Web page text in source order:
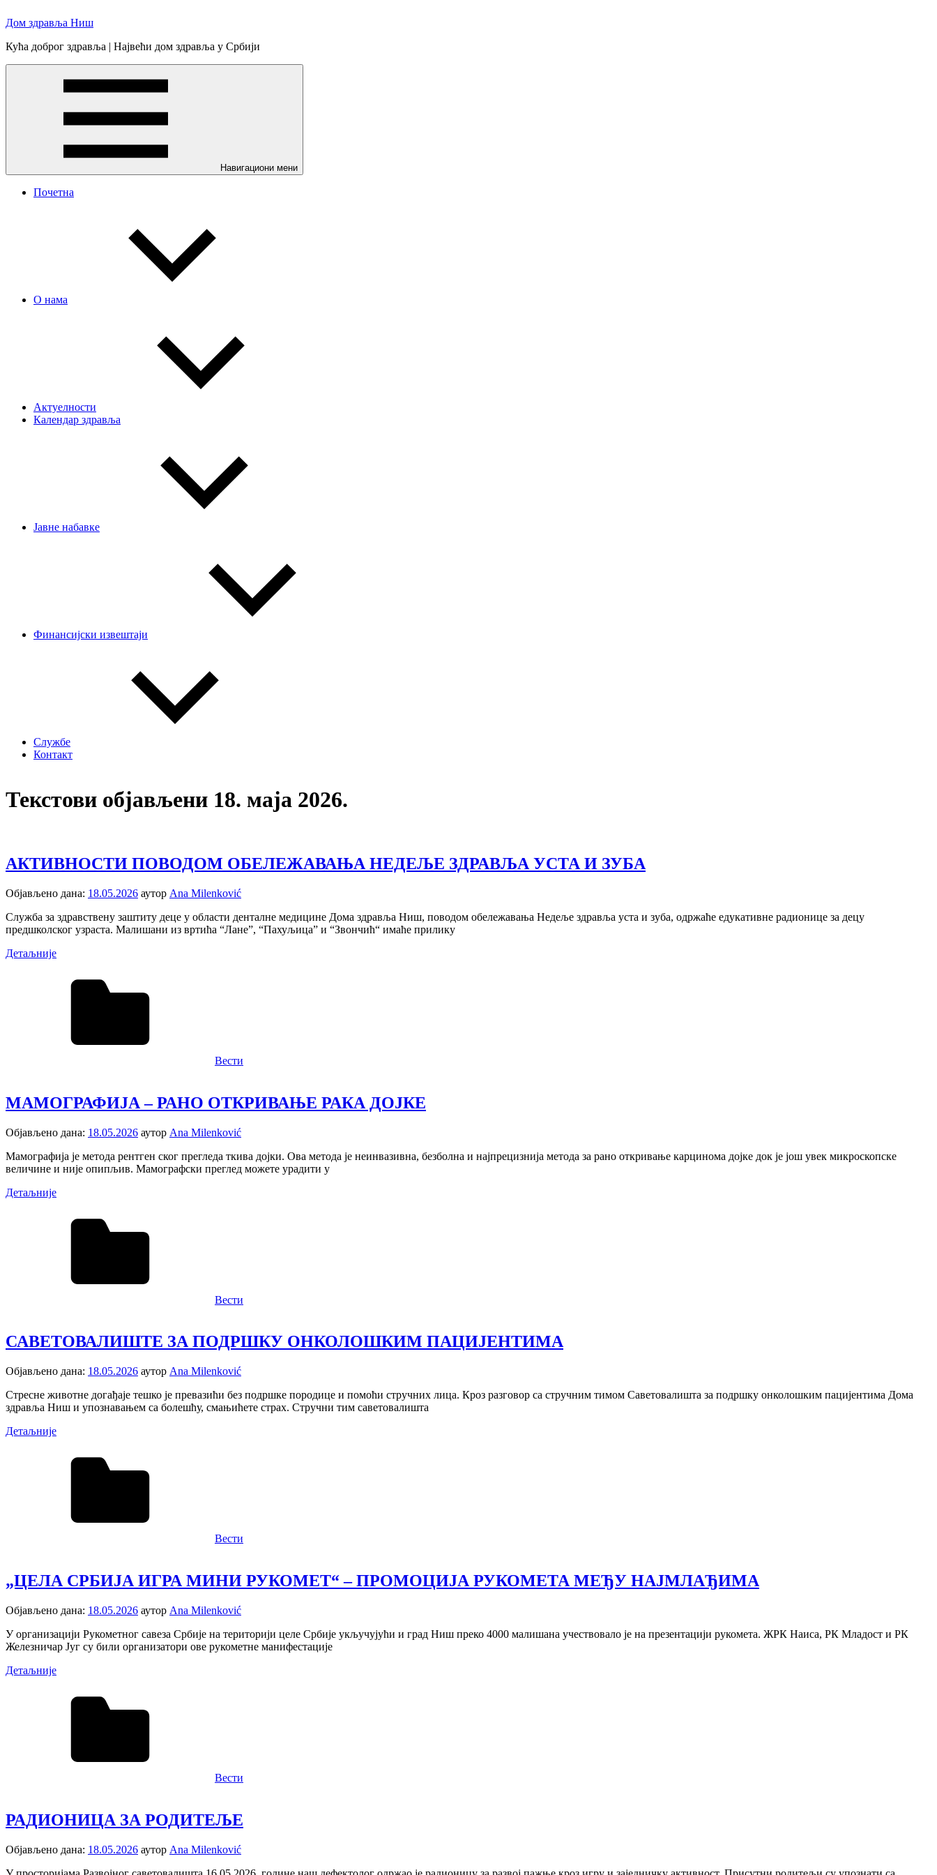
to
Дом здравља Ниш
Кућа доброг здравља | Највећи дом здравља у Србији
Навигациони мени
Почетна
О нама
Актуелности
Календар здравља
Јавне набавке
Финансијски извештаји
Службе
Контакт
Текстови објављени 18. маја 2026.
АКТИВНОСТИ ПОВОДОМ ОБЕЛЕЖАВАЊА НЕДЕЉЕ ЗДРАВЉА УСТА И ЗУБА
Објављено дана: 18.05.2026 аутор Ana Milenković
Служба за здравствену заштиту деце у области денталне медицине Дома здравља Ниш, поводом обележавања Недеље здравља уста и зуба, одржаће едукативне радионице за децу
предшколског узраста. Малишани из вртића “Лане”, “Пахуљица” и “Звончић“ имаће прилику
Детаљније
Вести
МАМОГРАФИЈА – РАНО ОТКРИВАЊЕ РАКА ДОЈКЕ
Објављено дана: 18.05.2026 аутор Ana Milenković
Мамографија је метода рентген ског прегледа ткива дојки. Ова метода је неинвазивна, безболна и најпрецизнија метода за рано откривање карцинома дојке док је још увек микроскопске
величине и није опипљив. Мамографски преглед можете урадити у
Детаљније
Вести
САВЕТОВАЛИШТЕ ЗА ПОДРШКУ ОНКОЛОШКИМ ПАЦИЈЕНТИМА
Објављено дана: 18.05.2026 аутор Ana Milenković
Стресне животне догађаје тешко је превазићи без подршке породице и помоћи стручних лица. Кроз разговор са стручним тимом Саветовалишта за подршку онколошким пацијентима Дома
здравља Ниш и упознавањем са болешћу, смањићете страх. Стручни тим саветовалишта
Детаљније
Вести
„ЦЕЛА СРБИЈА ИГРА МИНИ РУКОМЕТ“ – ПРОМОЦИЈА РУКОМЕТА МЕЂУ НАЈМЛАЂИМА
Објављено дана: 18.05.2026 аутор Ana Milenković
У организацији Рукометног савеза Србије на територији целе Србије укључујући и град Ниш преко 4000 малишана учествовало је на презентацији рукомета. ЖРК Наиса, РК Младост и РК
Железничар Југ су били организатори ове рукометне манифестације
Детаљније
Вести
РАДИОНИЦА ЗА РОДИТЕЉЕ
Објављено дана: 18.05.2026 аутор Ana Milenković